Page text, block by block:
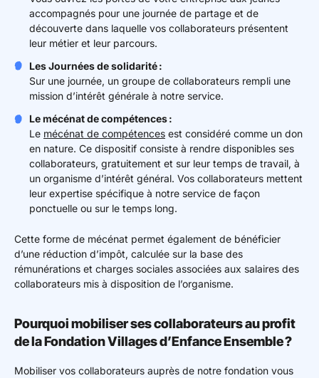
accompagnés pour une journée de partage et de
découverte dans laquelle vos collaborateurs présentent
leur métier et leur parcours.
Les Journées de solidarité :
Sur une journée, un groupe de collaborateurs rempli une
mission d’intérêt générale à notre service.
Le mécénat de compétences :
Le mécénat de compétences est considéré comme un don
en nature. Ce dispositif consiste à rendre disponibles ses
collaborateurs, gratuitement et sur leur temps de travail, à
un organisme d’intérêt général. Vos collaborateurs mettent
leur expertise spécifique à notre service de façon
ponctuelle ou sur le temps long.
Cette forme de mécénat permet également de bénéficier
d’une réduction d’impôt, calculée sur la base des
rémunérations et charges sociales associées aux salaires des
collaborateurs mis à disposition de l’organisme.
Pourquoi mobiliser ses collaborateurs au profit
de la Fondation Villages d’Enfance Ensemble ?
Mobiliser vos collaborateurs auprès de notre fondation vous